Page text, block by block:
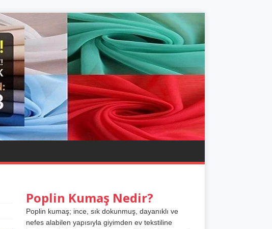
Poplin Kumaş Nedir?
Poplin kumaş; ince, sık dokunmuş, dayanıklı ve
nefes alabilen yapısıyla giyimden ev tekstiline